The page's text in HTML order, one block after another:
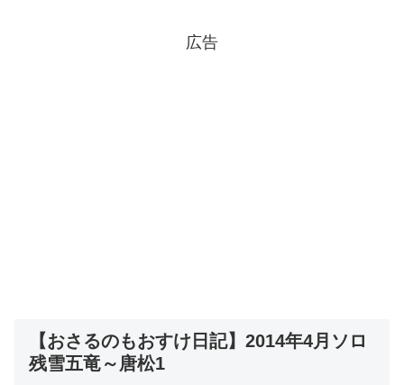
広告
【おさるのもおすけ日記】2014年4月ソロ
残雪五竜～唐松1